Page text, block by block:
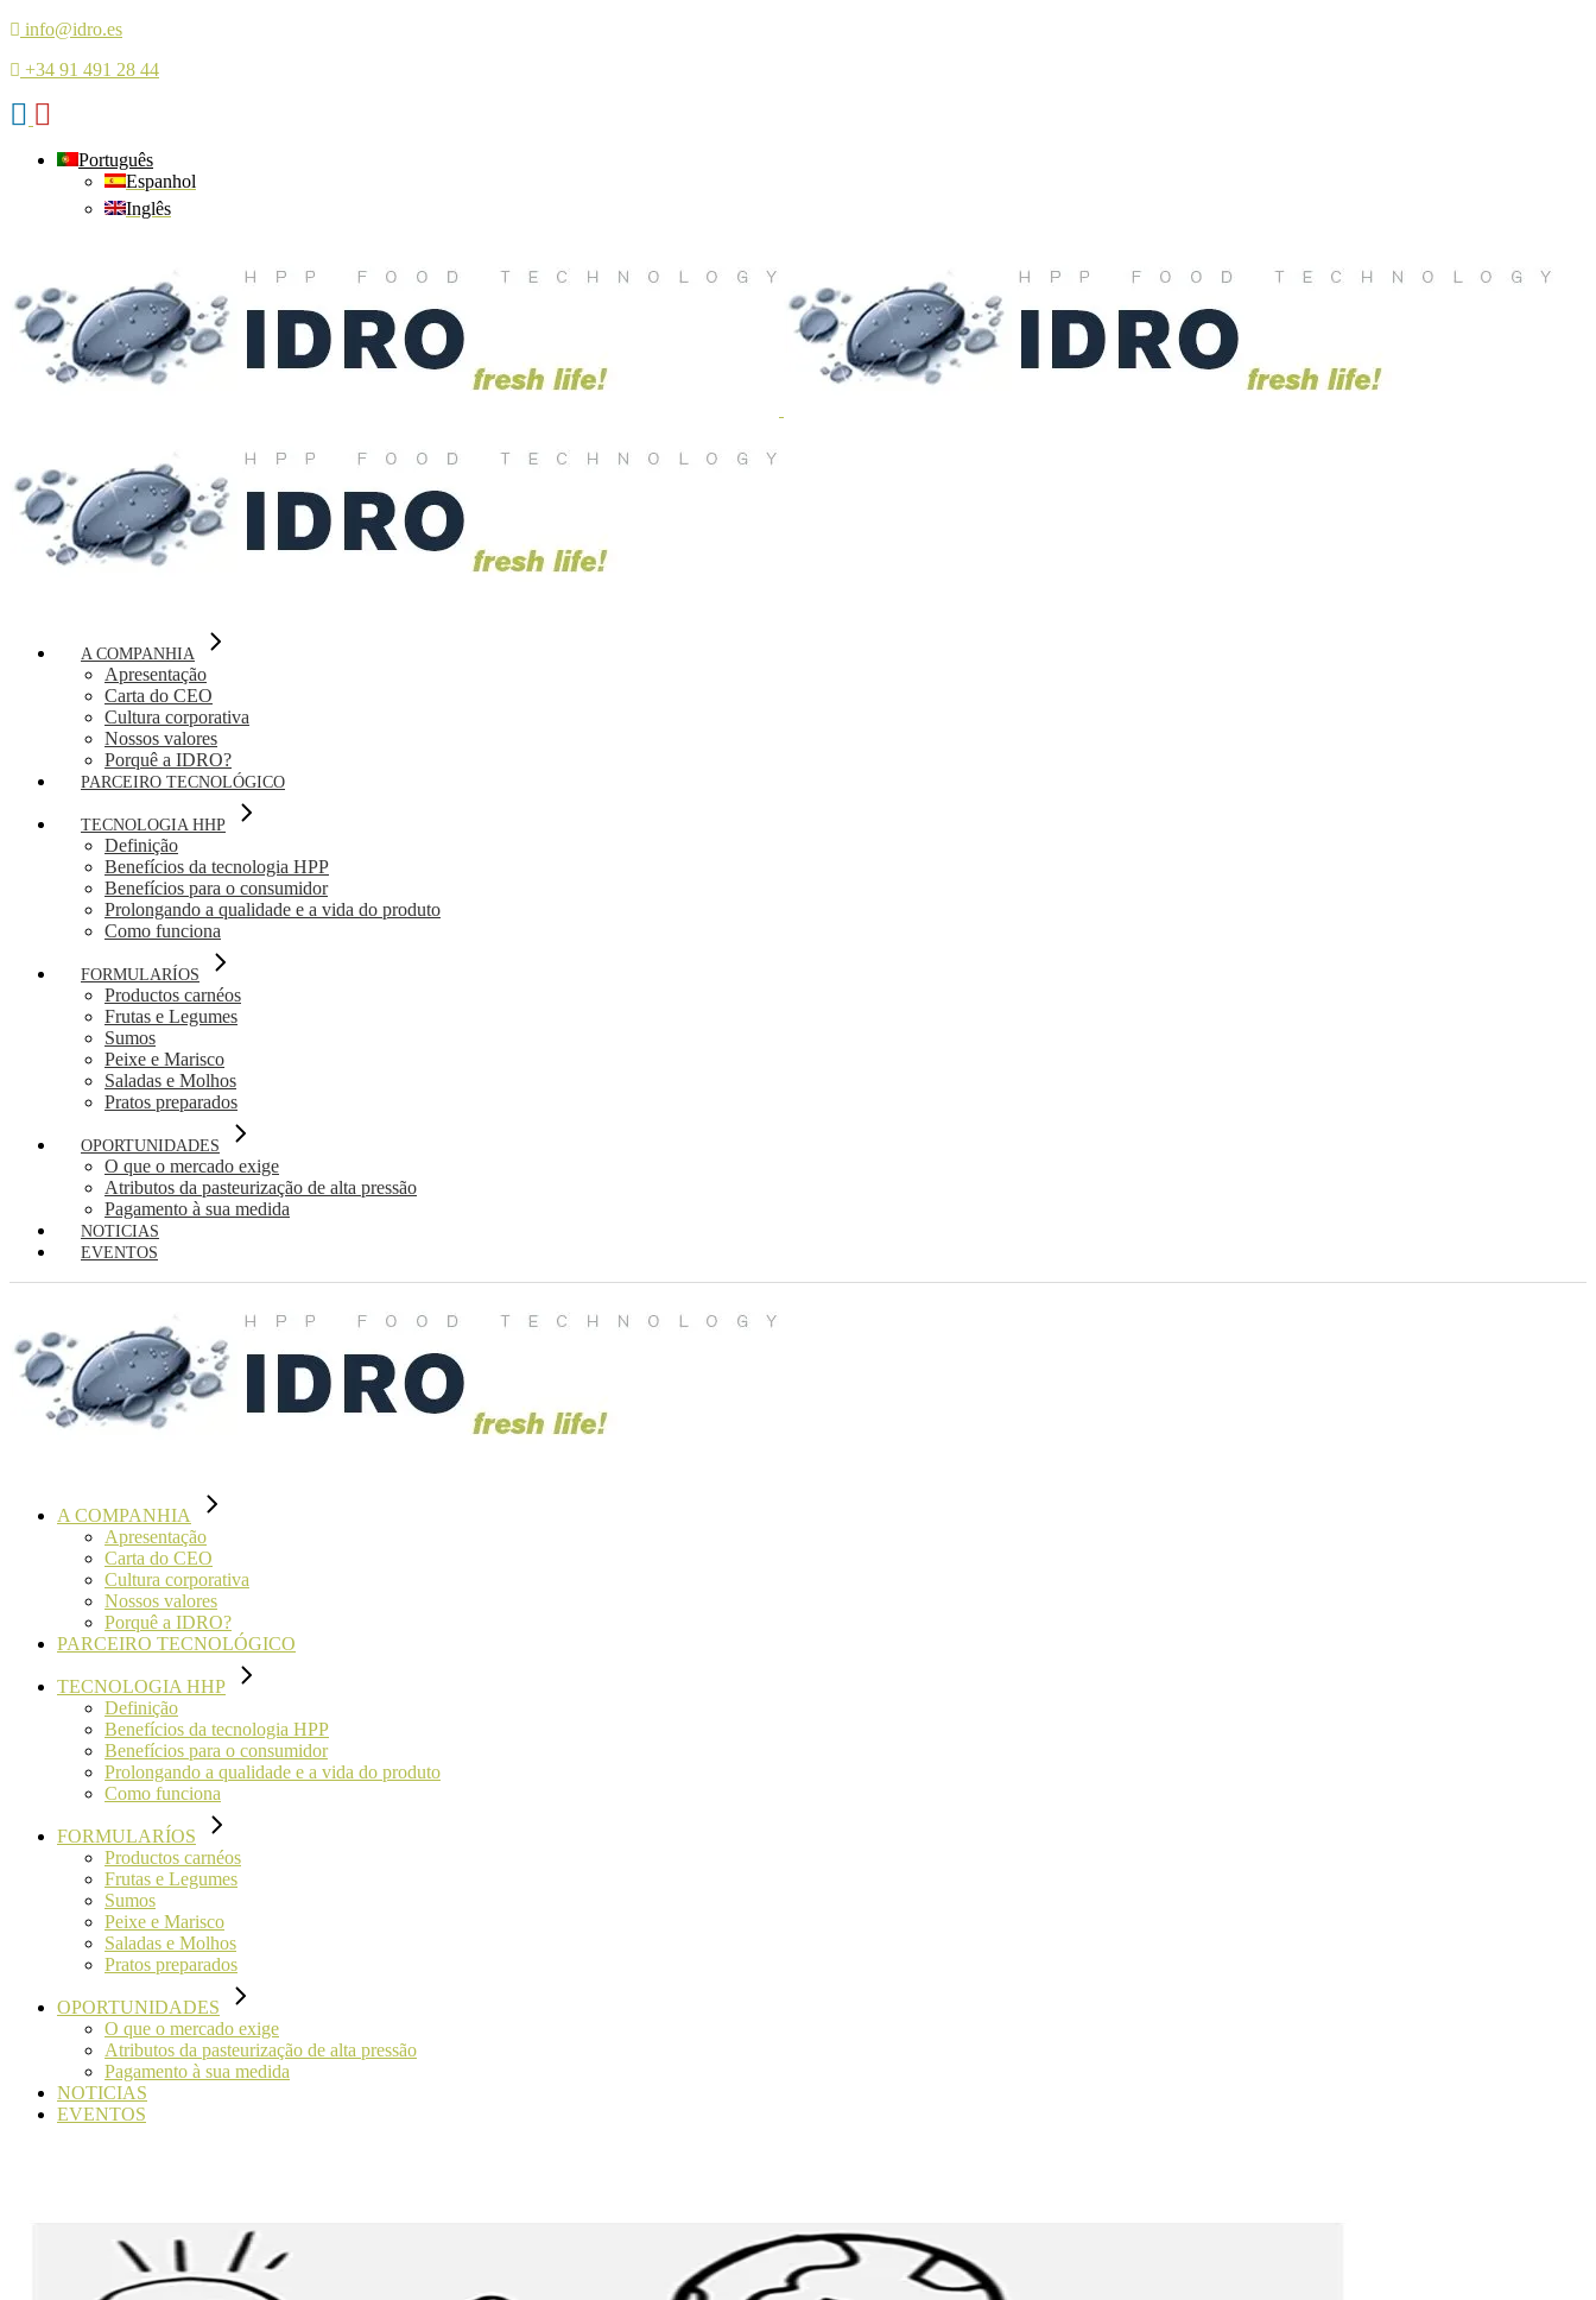
info@idro.es
+34 91 491 28 44
Português
Espanhol
Inglês
A COMPANHIA
Apresentação
Carta do CEO
Cultura corporativa
Nossos valores
Porquê a IDRO?
PARCEIRO TECNOLÓGICO
TECNOLOGIA HHP
Definição
Benefícios da tecnologia HPP
Benefícios para o consumidor
Prolongando a qualidade e a vida do produto
Como funciona
FORMULARÍOS
Productos carnéos
Frutas e Legumes
Sumos
Peixe e Marisco
Saladas e Molhos
Pratos preparados
OPORTUNIDADES
O que o mercado exige
Atributos da pasteurização de alta pressão
Pagamento à sua medida
NOTICIAS
EVENTOS
A COMPANHIA
Apresentação
Carta do CEO
Cultura corporativa
Nossos valores
Porquê a IDRO?
PARCEIRO TECNOLÓGICO
TECNOLOGIA HHP
Definição
Benefícios da tecnologia HPP
Benefícios para o consumidor
Prolongando a qualidade e a vida do produto
Como funciona
FORMULARÍOS
Productos carnéos
Frutas e Legumes
Sumos
Peixe e Marisco
Saladas e Molhos
Pratos preparados
OPORTUNIDADES
O que o mercado exige
Atributos da pasteurização de alta pressão
Pagamento à sua medida
NOTICIAS
EVENTOS